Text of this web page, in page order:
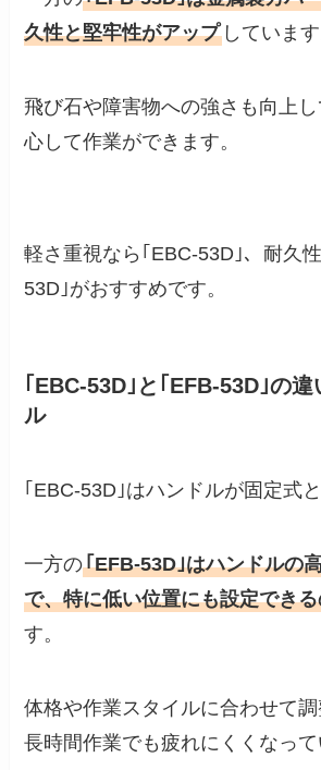
久性と堅牢性がアップ しています
飛び石や障害物への強さも向上
心して作業ができます。
軽さ重視なら｢EBC-53D｣、耐久
53D｣がおすすめです。
｢EBC-53D｣と｢EFB-53D｣の
ル
｢EBC-53D｣はハンドルが固定式
一方の｢EFB-53D｣はハンドルの
で、特に低い位置にも設定でき
す。
体格や作業スタイルに合わせて調
長時間作業でも疲れにくくなって